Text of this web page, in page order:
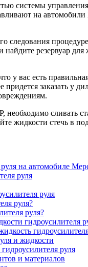
системы
на автомобили
следования
резервуар
у вас есть
заказать у
необходимо
жидкости стечь в
на автомобиле
руля
руля
руля?
руля?
гидроусилителя
и жидкости
руля
и материалов